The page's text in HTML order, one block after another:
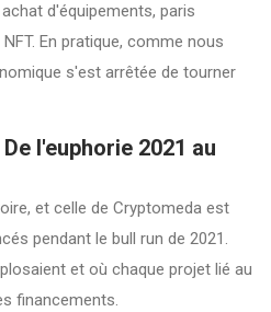
d'équipements, paris
En pratique, comme nous
s'est arrêtée de tourner
l'euphorie 2021 au
et celle de Cryptomeda est
pendant le bull run de 2021.
et où chaque projet lié au
financements.